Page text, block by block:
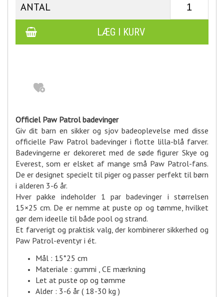
ANTAL
Officiel Paw Patrol badevinger
Giv dit barn en sikker og sjov badeoplevelse med disse
officielle Paw Patrol badevinger i flotte lilla-blå farver.
Badevingerne er dekoreret med de søde figurer Skye og
Everest, som er elsket af mange små Paw Patrol-fans.
De er designet specielt til piger og passer perfekt til børn
i alderen 3-6 år.
Hver pakke indeholder 1 par badevinger i størrelsen
15×25 cm. De er nemme at puste op og tømme, hvilket
gør dem ideelle til både pool og strand.
Et farverigt og praktisk valg, der kombinerer sikkerhed og
Paw Patrol-eventyr i ét.
Mål : 15*25 cm
Materiale : gummi , CE mærkning
Let at puste op og tømme
Alder : 3-6 år ( 18-30 kg )